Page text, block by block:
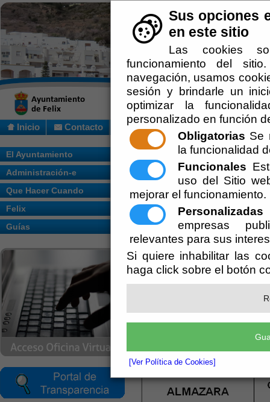
Sus opciones
en este sitio
Las cookies
funcionamiento del
navegación, usamos
sesión y brindarle un
optimizar la
personalizado en función
Obligatorias Se
la funcionalidad
Funcionales
uso del Sitio
mejorar el funcionamiento.
Personalizadas
empresas
relevantes para sus
Si quiere inhabilitar las
haga click sobre el botón
[Ver Política de Cookies]
Inicio Contacto
El Ayuntamiento
Administración-e
Que Hacer Cuando
Felix
Guías
Usted se encuentra aquí:Inicio /
Escuchar